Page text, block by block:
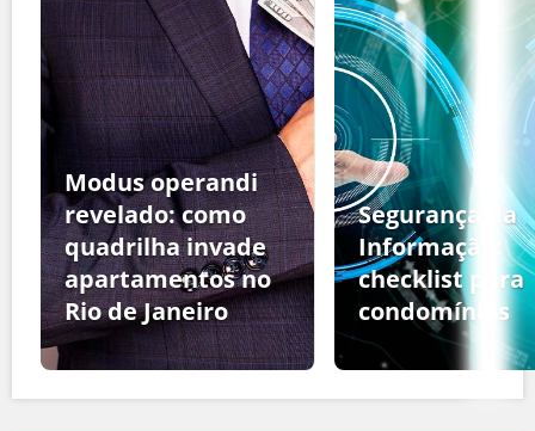
Modus operandi
revelado: como
quadrilha invade
apartamentos no
Rio de Janeiro
Segurança da
Informação:
checklist para
condomínios